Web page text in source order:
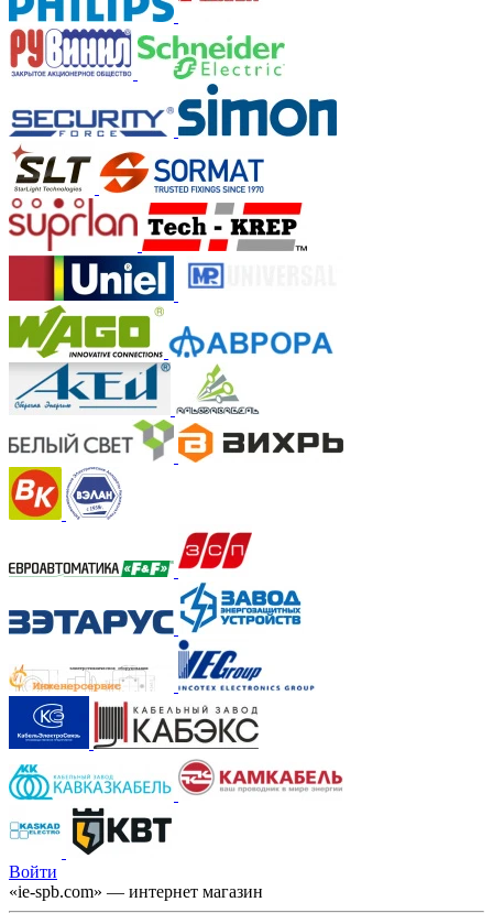
Войти
«ie-spb.com» — интернет магазин